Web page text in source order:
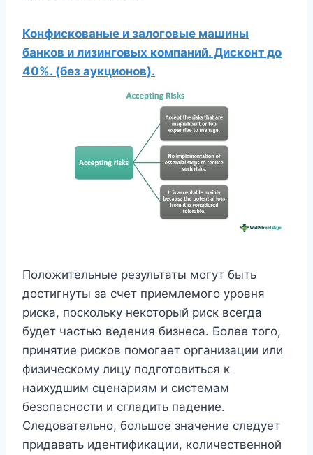
Конфискованые и залоговые машины
банков и лизинговых компаний. Дисконт до
40%. (без аукционов).
Положительные результаты могут быть
достигнуты за счет приемлемого уровня
риска, поскольку некоторый риск всегда
будет частью ведения бизнеса. Более того,
принятие рисков помогает организации или
физическому лицу подготовиться к
наихудшим сценариям и системам
безопасности и сгладить падение.
Следовательно, большое значение следует
придавать идентификации, количественной